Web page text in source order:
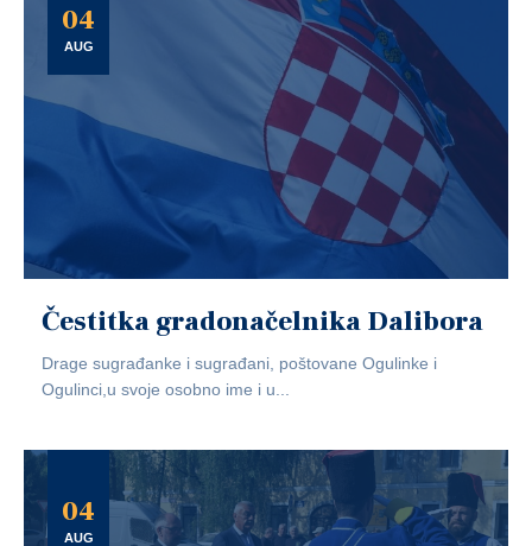
04
AUG
Čestitka gradonačelnika Dalibora
Drage sugrađanke i sugrađani, poštovane Ogulinke i
Ogulinci,u svoje osobno ime i u...
04
AUG